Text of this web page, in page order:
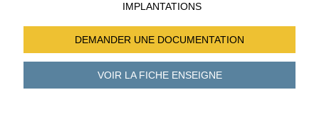
IMPLANTATIONS
DEMANDER UNE DOCUMENTATION
VOIR LA FICHEENSEIGNE